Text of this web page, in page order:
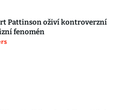
Pattinson oživí kontroverzní
fenomén